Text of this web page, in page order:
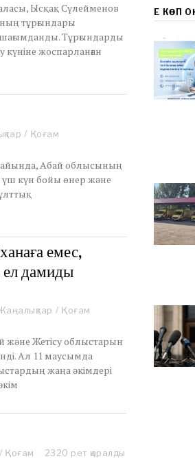
Ысқақ Сүлейменов
тұрғындары
Тұрғындарды
күніне жоспарланған
/ Қоғам
Абай облысының
үш күн бойы өнер және
емес,
ел дамиды
/ Қоғам
және Жетісу облыстарын
Ал 11 маусымда
жаңа әкімдері
/ Қоғам 2320 рет қаралды
ЕҢ КӨП